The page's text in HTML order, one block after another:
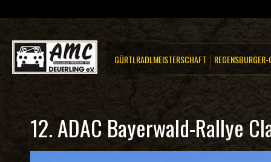
GÜRTLRADLMEISTERSCHAFT
12. ADAC Bayerwald-Rallye